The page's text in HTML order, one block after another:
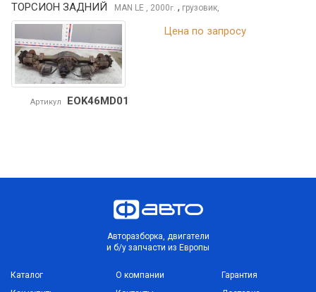
ТОРСИОН ЗАДНИЙ MAN LE , 2000г. , грузовик,
Артикул EOK46MD01
Цена по запросу
Авторазборка, двигатели
и б/у запчасти из Европы
Каталог
О компании
Гарантия